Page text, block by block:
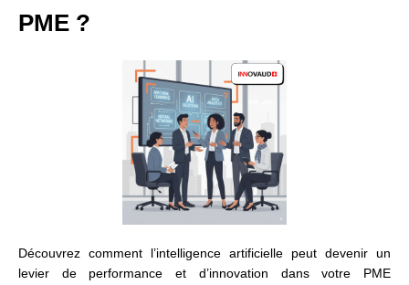
PME ?
Découvrez comment l’intelligence artificielle peut devenir un
levier de performance et d’innovation dans votre PME